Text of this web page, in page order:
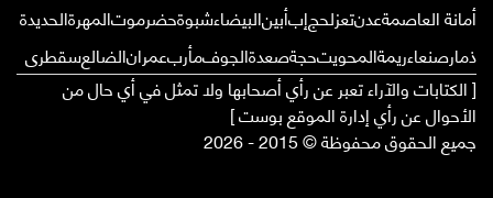
أمانة العاصمةعدنتعزلحجإبأبينالبيضاءشبوةحضرموتالمهرةالحديدة
ذمارصنعاءريمةالمحويتحجةصعدةالجوفمأربعمرانالضالعسقطرى
[ الكتابات والآراء تعبر عن رأي أصحابها ولا تمثل في أي حال من
الأحوال عن رأي إدارة الموقع بوست ]
جميع الحقوق محفوظة © 2015 - 2026